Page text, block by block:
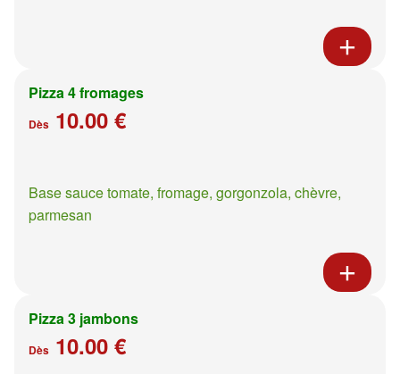
Pizza 4 fromages
Dès 10.00 €
Base sauce tomate, fromage, gorgonzola, chèvre,
parmesan
Pizza 3 jambons
Dès 10.00 €